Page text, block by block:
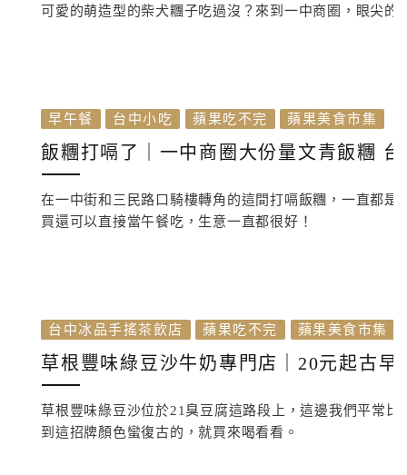
可愛的萌造型的柴犬糰子吃過沒？來到一中商圈，眼尖
早午餐 台中小吃 蘋果吃不完 蘋果美食市集
飯糰打嗝了｜一中商圈大份量文青飯糰
在一中街和三民路口騎樓轉角的這間打嗝飯糰，一直都
買還可以直接當午餐吃，生意一直都很好！
台中冰品手搖茶飲店 蘋果吃不完 蘋果美食市集
草根豐味綠豆沙牛奶專門店｜20元起古
草根豐味綠豆沙位於21臭豆腐這路段上，這邊我們平常
到這招牌顏色蠻復古的，就買來喝看看。